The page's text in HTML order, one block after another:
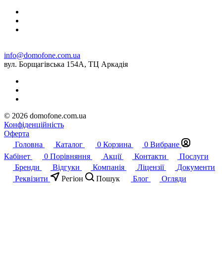
info@domofone.com.ua
вул. Борщагівська 154А, ТЦ Аркадія
© 2026 domofone.com.ua
Конфіденційність
Оферта
Головна
Каталог 0 Корзина 0 Вибране
Кабінет
0 Порівняння Акції Контакти
Послуги
Бренди
Відгуки Компанія Ліцензії
Документи
Реквізити
Регіон Пошук Блог Огляди